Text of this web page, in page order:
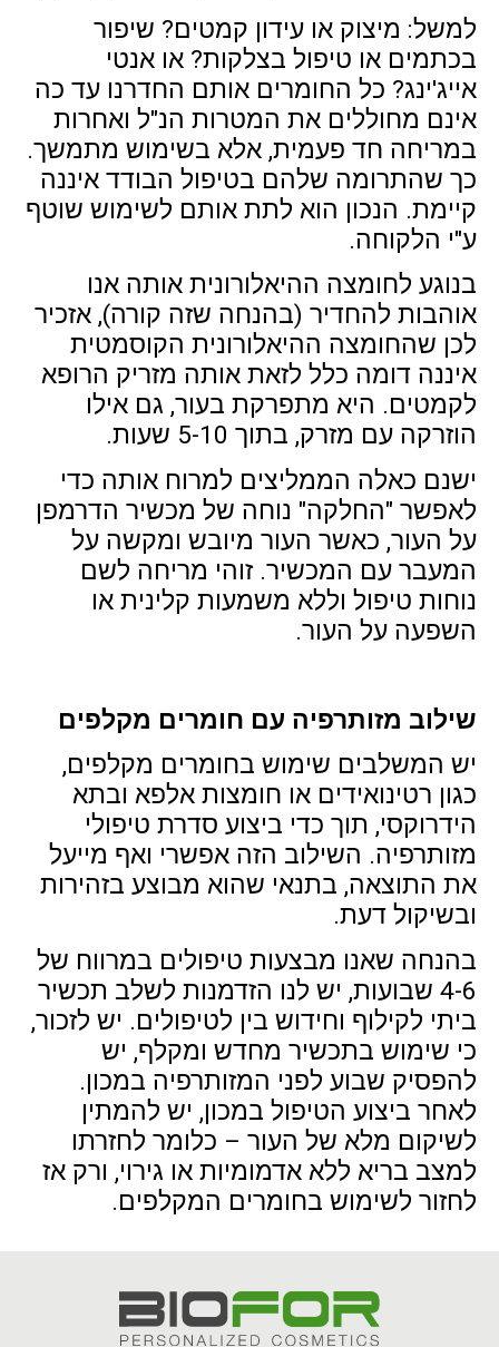
למשל: מיצוק או עידון קמטים? שיפור
בכתמים או טיפול בצלקות? או אנטי
אייג'ינג? כל החומרים אותם החדרנו עד כה
אינם מחוללים את המטרות הנ"ל ואחרות
במריחה חד פעמית, אלא בשימוש מתמשך.
כך שהתרומה שלהם בטיפול הבודד איננה
קיימת. הנכון הוא לתת אותם לשימוש שוטף
ע"י הלקוחה.
בנוגע לחומצה ההיאלורונית אותה אנו
אוהבות להחדיר (בהנחה שזה קורה), אזכיר
לכן שהחומצה ההיאלורונית הקוסמטית
איננה דומה כלל לזאת אותה מזריק הרופא
לקמטים. היא מתפרקת בעור, גם אילו
הוזרקה עם מזרק, בתוך 5-10 שעות.
ישנם כאלה הממליצים למרוח אותה כדי
לאפשר "החלקה" נוחה של מכשיר הדרמפן
על העור, כאשר העור מיובש ומקשה על
המעבר עם המכשיר. זוהי מריחה לשם
נוחות טיפול וללא משמעות קלינית או
השפעה על העור.
שילוב מזותרפיה עם חומרים מקלפים
יש המשלבים שימוש בחומרים מקלפים,
כגון רטינואידים או חומצות אלפא ובתא
הידרוקסי, תוך כדי ביצוע סדרת טיפולי
מזותרפיה. השילוב הזה אפשרי ואף מייעל
את התוצאה, בתנאי שהוא מבוצע בזהירות
ובשיקול דעת.
בהנחה שאנו מבצעות טיפולים במרווח של
4-6 שבועות, יש לנו הזדמנות לשלב תכשיר
ביתי לקילוף וחידוש בין לטיפולים. יש לזכור,
כי שימוש בתכשיר מחדש ומקלף, יש
להפסיק שבוע לפני המזותרפיה במכון.
לאחר ביצוע הטיפול במכון, יש להמתין
לשיקום מלא של העור – כלומר לחזרתו
למצב בריא ללא אדמומיות או גירוי, ורק אז
לחזור לשימוש בחומרים המקלפים.